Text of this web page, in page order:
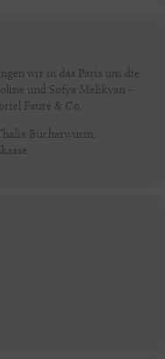
wir in das Paris um die
und Sofya Melikyan –
Fauré & Co.
Bücherwurm,